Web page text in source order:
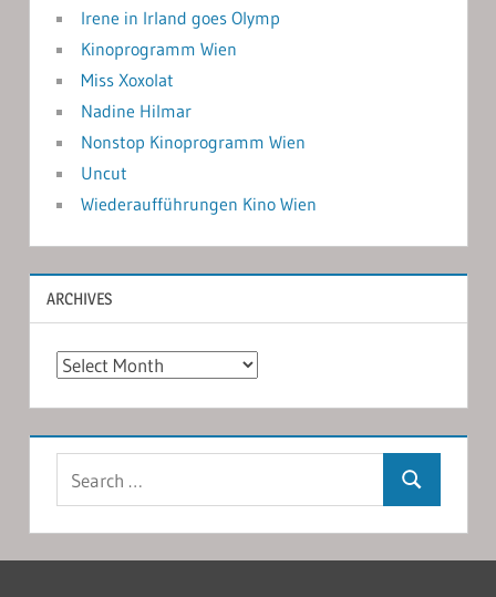
Irene in Irland goes Olymp
Kinoprogramm Wien
Miss Xoxolat
Nadine Hilmar
Nonstop Kinoprogramm Wien
Uncut
Wiederaufführungen Kino Wien
ARCHIVES
Archives
Search